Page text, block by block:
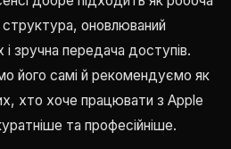
структура, оновлюваний
зручна передача доступів.
його самі й рекомендуємо як
хто хоче працювати з Apple
та професійніше.